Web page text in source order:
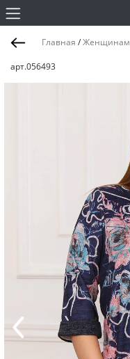
Главная /Женщинам
арт.056493